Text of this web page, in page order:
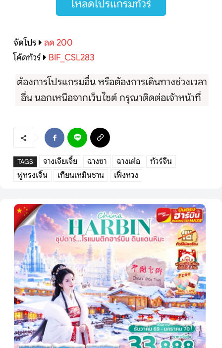
โหลดโปรแกรมทัวร์
จัดโปร
ลด 200
โค้ดทัวร์
BIF_CSL283
ต้องการโปรแกรมอื่น หรือต้องการเดินทางช่วงเวลา
อื่น นอกเหนือจากเว็บไซต์ กรุณาติดต่อเจ้าหน้าที่
TAGS จางเจียเจี้ย ฉางซา ฉางเต๋อ
ทัวร์จีน
ฟูหรงเจิ้น
เทียนเหมินซาน เฟิ่งหวง